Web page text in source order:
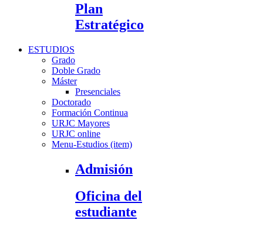
Plan
Estratégico
ESTUDIOS
Grado
Doble Grado
Máster
Presenciales
Doctorado
Formación Continua
URJC Mayores
URJC online
Menu-Estudios (item)
Admisión
Oficina del
estudiante